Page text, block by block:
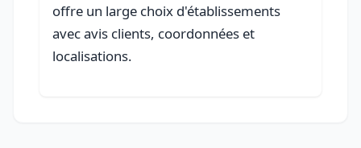
offre un large choix d'établissements
avec avis clients, coordonnées et
localisations.